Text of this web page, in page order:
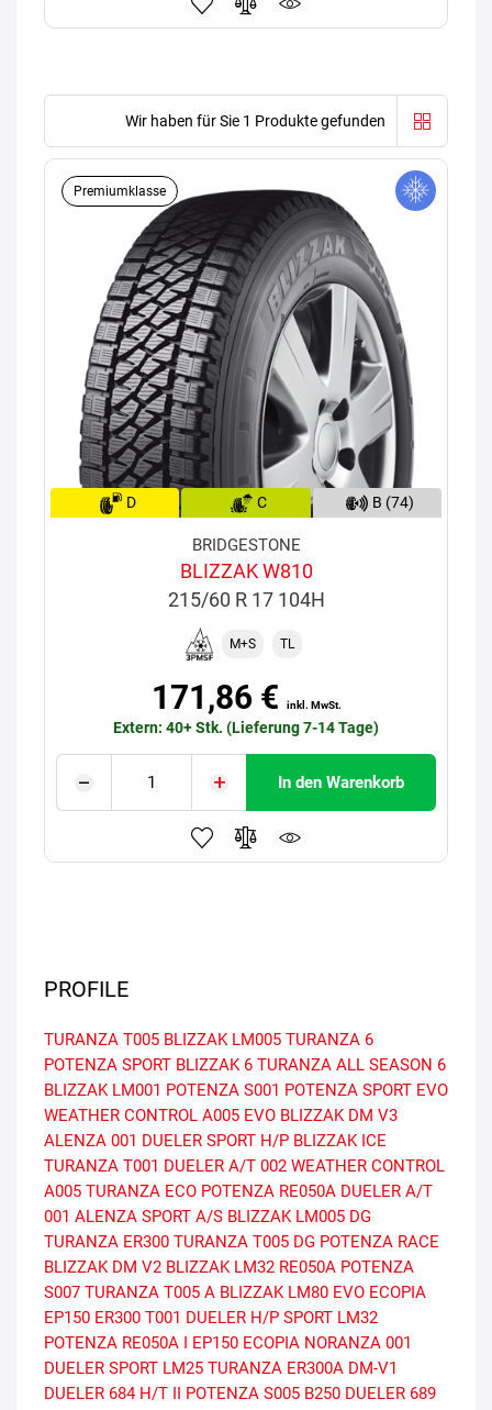
Wir haben für Sie 1 Produkte gefunden
Premiumklasse
D C B (74)
BRIDGESTONE
BLIZZAK W810
215/60 R 17 104H
M+S TL
171,86 € inkl. MwSt.
Extern: 40+ Stk. (Lieferung 7-14 Tage)
In den Warenkorb
PROFILE
TURANZA T005 BLIZZAK LM005 TURANZA 6
POTENZA SPORT BLIZZAK 6 TURANZA ALL SEASON 6
BLIZZAK LM001 POTENZA S001 POTENZA SPORT EVO
WEATHER CONTROL A005 EVO BLIZZAK DM V3
ALENZA 001 DUELER SPORT H/P BLIZZAK ICE
TURANZA T001 DUELER A/T 002 WEATHER CONTROL
A005 TURANZA ECO POTENZA RE050A DUELER A/T
001 ALENZA SPORT A/S BLIZZAK LM005 DG
TURANZA ER300 TURANZA T005 DG POTENZA RACE
BLIZZAK DM V2 BLIZZAK LM32 RE050A POTENZA
S007 TURANZA T005 A BLIZZAK LM80 EVO ECOPIA
EP150 ER300 T001 DUELER H/P SPORT LM32
POTENZA RE050A I EP150 ECOPIA NORANZA 001
DUELER SPORT LM25 TURANZA ER300A DM-V1
DUELER 684 H/T II POTENZA S005 B250 DUELER 689